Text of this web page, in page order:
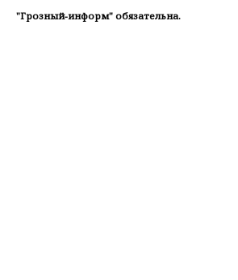
"Грозный-информ" обязательна.